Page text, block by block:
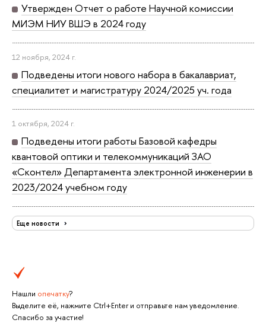
Утвержден Отчет о работе Научной комиссии
МИЭМ НИУ ВШЭ в 2024 году
12 ноября, 2024 г.
Подведены итоги нового набора в бакалавриат,
специалитет и магистратуру 2024/2025 уч. года
1 октября, 2024 г.
Подведены итоги работы Базовой кафедры
квантовой оптики и телекоммуникаций ЗАО
«Сконтел» Департамента электронной инженерии в
2023/2024 учебном году
Еще новости
Нашли опечатку?
Выделите её, нажмите Ctrl+Enter и отправьте нам уведомление.
Спасибо за участие!